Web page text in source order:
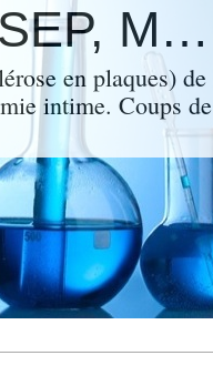
(&macr;`&middot;._.&#149; MA SEP, MON ENNEMIE INTIME. &#149;._.&middot;&acute;&macr;)
en plaques) de
intime. Coups de